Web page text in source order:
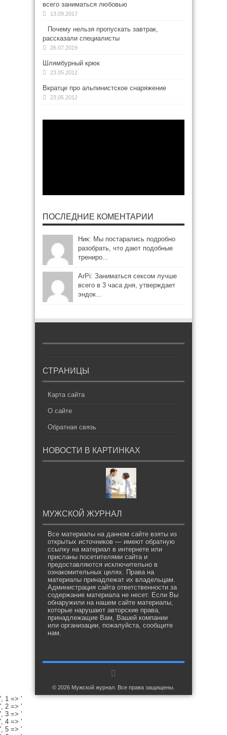
всего заниматься любовью
13.09.2017
Почему нельзя пропускать завтрак,
рассказали специалисты
26.07.2019
Шлямбурный крюк
23.05.2012
Вкратце про альпинистское снаряжение
23.05.2012
ПОСЛЕДНИЕ КОМЕНТАРИИ
Ник: Мы постарались подробно
разобрать, что дают подобные
трениро...
ArPi: Заниматься сексом лучше
всего в 3 часа дня, утверждает
эндок...
СТРАНИЦЫ
Карта сайта
О сайте
Обратная связь
НОВОСТИ В КАРТИНКАХ
МУЖСКОЙ ЖУРНАЛ
Все материалы на данном сайте взяты из
открытых источников — имеют обратную
ссылку на материал в интернете или
присланы посетителями сайта и
предоставляются исключительно в
ознакомительных целях. Права на
материалы принадлежат их владельцам.
Администрация сайта ответственности за
содержание материала не несет. Если Вы
обнаружили на нашем сайте материалы,
которые нарушают авторские права,
принадлежащие Вам, Вашей компании
или организации, пожалуйста, сообщите
нам.
© 2026 Мужской журнал. Все права защищены.
', 1 => '
', 2 => '
', 3 => '
', 4 => '
', 5 => '